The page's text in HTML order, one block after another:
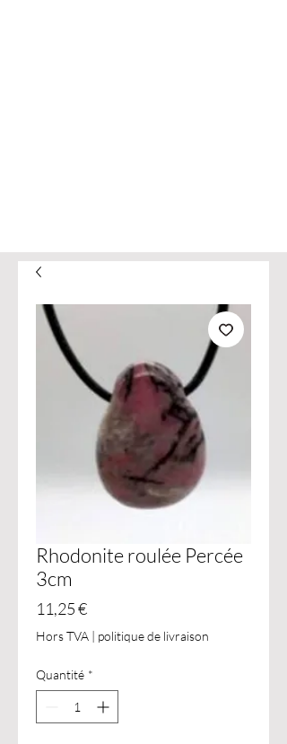
Rhodonite roulée Percée
3cm
11,25 €Prix
Hors TVA | politique de livraison
Quantité *